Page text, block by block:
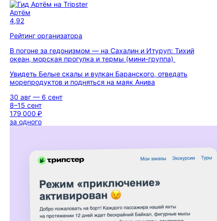
Артём
4,92
Рейтинг организатора
В погоне за гедонизмом — на Сахалин и Итуруп: Тихий
океан, морская прогулка и термы (мини-группа)
Увидеть Белые скалы и вулкан Баранского, отведать
морепродуктов и подняться на маяк Анива
30 авг — 6 сент
8–15 сент
179 000 ₽
за одного